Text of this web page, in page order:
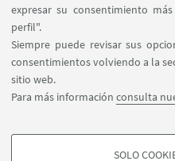
expresar su consentimiento
perfil".
Siempre puede revisar sus
consentimientos volviendo a la
sitio web.
Para más información consulta
SOLO
Buenos
(+54-